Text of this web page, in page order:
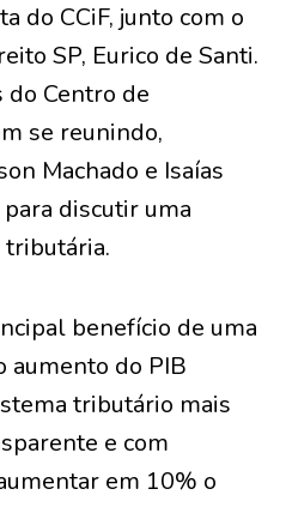
do CCiF, junto com o
SP, Eurico de Santi.
Centro de
se reunindo,
Machado e Isaías
discutir uma
benefício de uma
aumento do PIB
tributário mais
e com
em 10% o